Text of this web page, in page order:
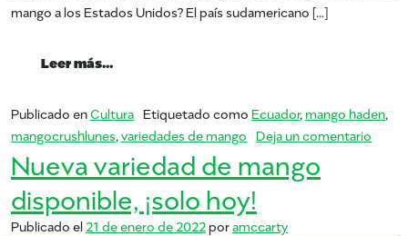
mango a los Estados Unidos? El país sudamericano […]
Leer más…
Publicado enCultura Etiquetado como Ecuador, mango haden,
mangocrushlunes, variedades de mango Deja un comentario
Nueva variedad de mango
disponible, ¡solo hoy!
Publicado el 21 de enero de 2022poramccarty